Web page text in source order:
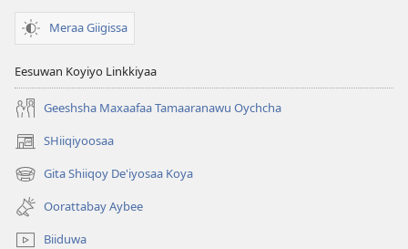
Meraa Giigissa
Eesuwan Koyiyo Linkkiyaa
Geeshsha Maxaafaa Tamaaranawu Oychcha
SHiiqiyoosaa
(opens
new
window)
Gita Shiiqoy De'iyosaa Koya
(opens
new
window)
Oorattabay Aybee
Biiduwa